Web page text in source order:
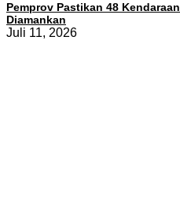
Pemprov Pastikan 48
Diamankan
Juli 11, 2026